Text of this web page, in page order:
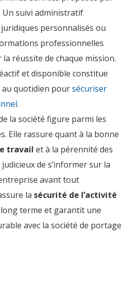
Un suivi administratif
personnalisés ou
professionnelles
réussite de chaque mission.
et disponible constitue
quotidien poursécuriser
.
la société figure parmi les
Elle rassure quant à la bonne
travail et à la pérennité des
de s’informer sur la
avant tout
la sécurité de l’activité
terme et garantit une
avec la société de portage